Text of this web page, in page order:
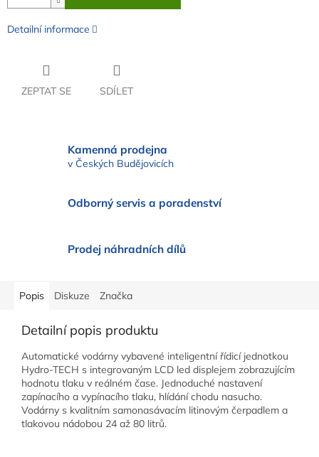
Detailní informace
ZEPTAT SE SDÍLET
Kamenná prodejna
v Českých Budějovicích
Odborný servis a poradenství
Prodej náhradních dílů
Popis Diskuze Značka
Detailní popis produktu
Automatické vodárny vybavené inteligentní řídicí jednotkou
Hydro-TECH s integrovaným LCD led displejem zobrazujícím
hodnotu tlaku v reálném čase. Jednoduché nastavení
zapínacího a vypínacího tlaku, hlídání chodu nasucho.
Vodárny s kvalitním samonasávacím litinovým čerpadlem a
tlakovou nádobou 24 až 80 litrů.